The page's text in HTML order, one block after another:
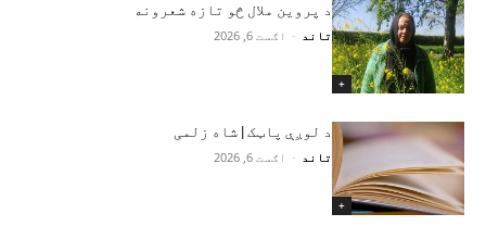
+
د پروین ملال څو تازه شعرونه
تاند - اګست 6, 2026
+
د لوږې پاټک | شاه زلمی
تاند - اګست 6, 2026